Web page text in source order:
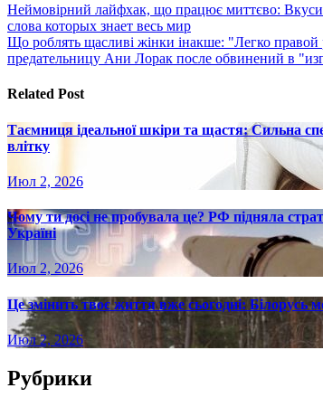
Навигация
по
записям
Неймовірний лайфхак, що працює миттєво:
слова которых знает весь мир
Що роблять щасливі жінки інакше: "Легко
предательницу Ани Лорак после обвинений в
Related Post
Таємниця ідеальної шкіри та щастя: Сильна
влітку
Июл 2, 2026
Чому ти досі не пробувала це? РФ підняла
Україні
Июл 2, 2026
Це змінить твоє життя вже сьогодні: Білорусь
Июл 2, 2026
Рубрики